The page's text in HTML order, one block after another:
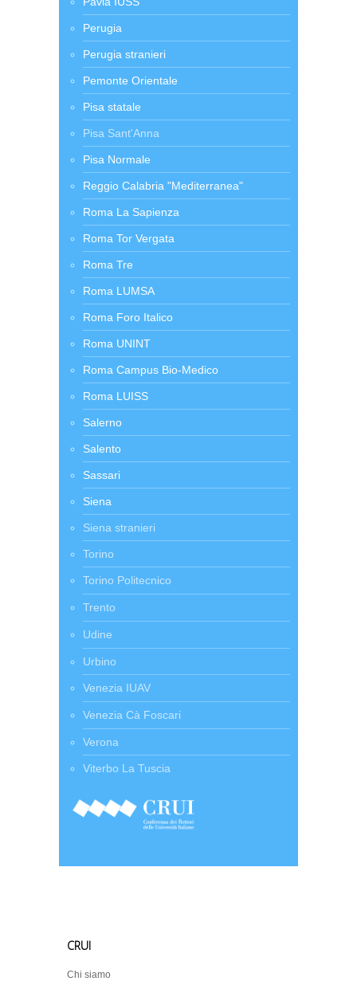
Perugia
Perugia stranieri
Pemonte Orientale
Pisa statale
Pisa Sant'Anna
Pisa Normale
Reggio Calabria "Mediterranea"
Roma La Sapienza
Roma Tor Vergata
Roma Tre
Roma LUMSA
Roma Foro Italico
Roma UNINT
Roma Campus Bio-Medico
Roma LUISS
Salerno
Salento
Sassari
Siena
Siena stranieri
Torino
Torino Politecnico
Trento
Udine
Urbino
Venezia IUAV
Venezia Cà Foscari
Verona
Viterbo La Tuscia
CRUI
Chi siamo